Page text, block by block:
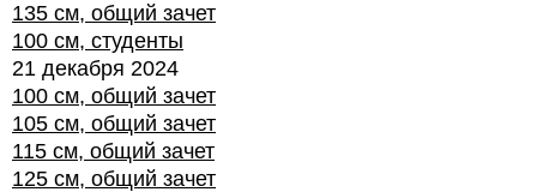
135 см, общий зачет
100 см, студенты
21 декабря 2024
100 см, общий зачет
105 см, общий зачет
115 см, общий зачет
125 см, общий зачет